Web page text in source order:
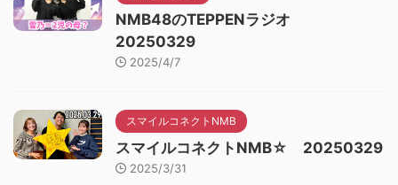
NMB48のTEPPENラジオ
20250329
2025/4/7
スマイルコネクトNMB
スマイルコネクトNMB☆ 20250329
2025/3/31